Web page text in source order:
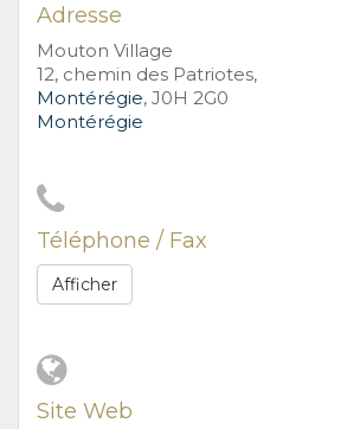
Adresse
Mouton Village
12, chemin des Patriotes,
Montérégie, J0H 2G0
Montérégie
Téléphone / Fax
Afficher
Site Web